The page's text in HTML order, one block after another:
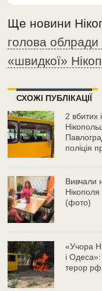
Ще новини
голова
«швидкої»
СХОЖІ ПУБЛІКАЦІЇ
2 вбитих
поліція
Вивчали
Нікополя
(фото)
«Учора
і
терор